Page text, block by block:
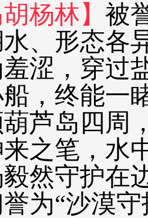
杨林】 被
、形态各
涩，穿过
，终能一
芦岛四周
之笔，水
然守护在
为“沙漠守